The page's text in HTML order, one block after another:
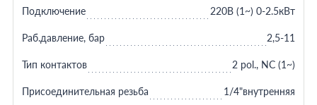
Подключение 220В (1~) 0-2.5кВт
Раб.давление, бар 2,5-11
Тип контактов 2 pol., NC (1~)
Присоединительная резьба 1/4"внутренняя